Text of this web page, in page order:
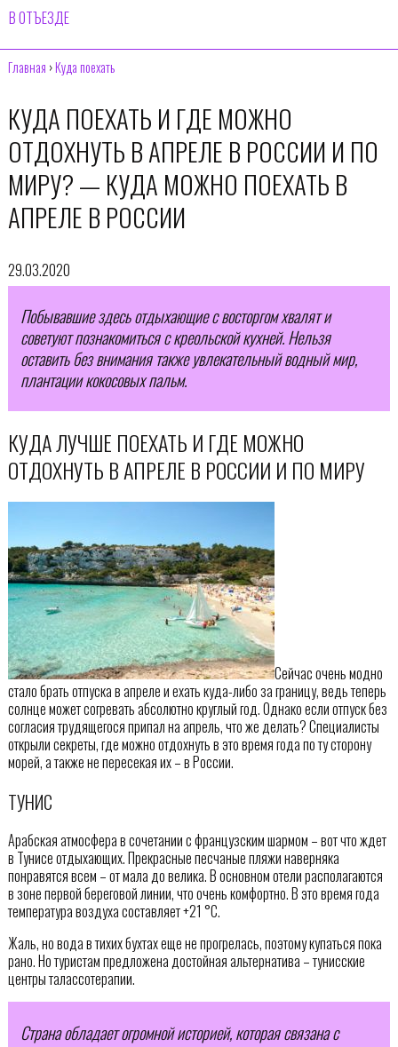
В ОТЪЕЗДЕ
Главная ›Куда поехать
КУДА ПОЕХАТЬ И ГДЕ МОЖНО
ОТДОХНУТЬ В АПРЕЛЕ В РОССИИ И ПО
МИРУ? — КУДА МОЖНО ПОЕХАТЬ В
АПРЕЛЕ В РОССИИ
29.03.2020
Побывавшие здесь отдыхающие с восторгом хвалят и
советуют познакомиться с креольской кухней. Нельзя
оставить без внимания также увлекательный водный мир,
плантации кокосовых пальм.
КУДА ЛУЧШЕ ПОЕХАТЬ И ГДЕ МОЖНО
ОТДОХНУТЬ В АПРЕЛЕ В РОССИИ И ПО МИРУ
Сейчас очень модно
стало брать отпуска в апреле и ехать куда-либо за границу, ведь теперь
солнце может согревать абсолютно круглый год. Однако если отпуск без
согласия трудящегося припал на апрель, что же делать? Специалисты
открыли секреты, где можно отдохнуть в это время года по ту сторону
морей, а также не пересекая их – в России.
ТУНИС
Арабская атмосфера в сочетании с французским шармом – вот что ждет
в Тунисе отдыхающих. Прекрасные песчаные пляжи наверняка
понравятся всем – от мала до велика. В основном отели располагаются
в зоне первой береговой линии, что очень комфортно. В это время года
температура воздуха составляет +21 °C.
Жаль, но вода в тихих бухтах еще не прогрелась, поэтому купаться пока
рано. Но туристам предложена достойная альтернатива – тунисские
центры талассотерапии.
Страна обладает огромной историей, которая связана с